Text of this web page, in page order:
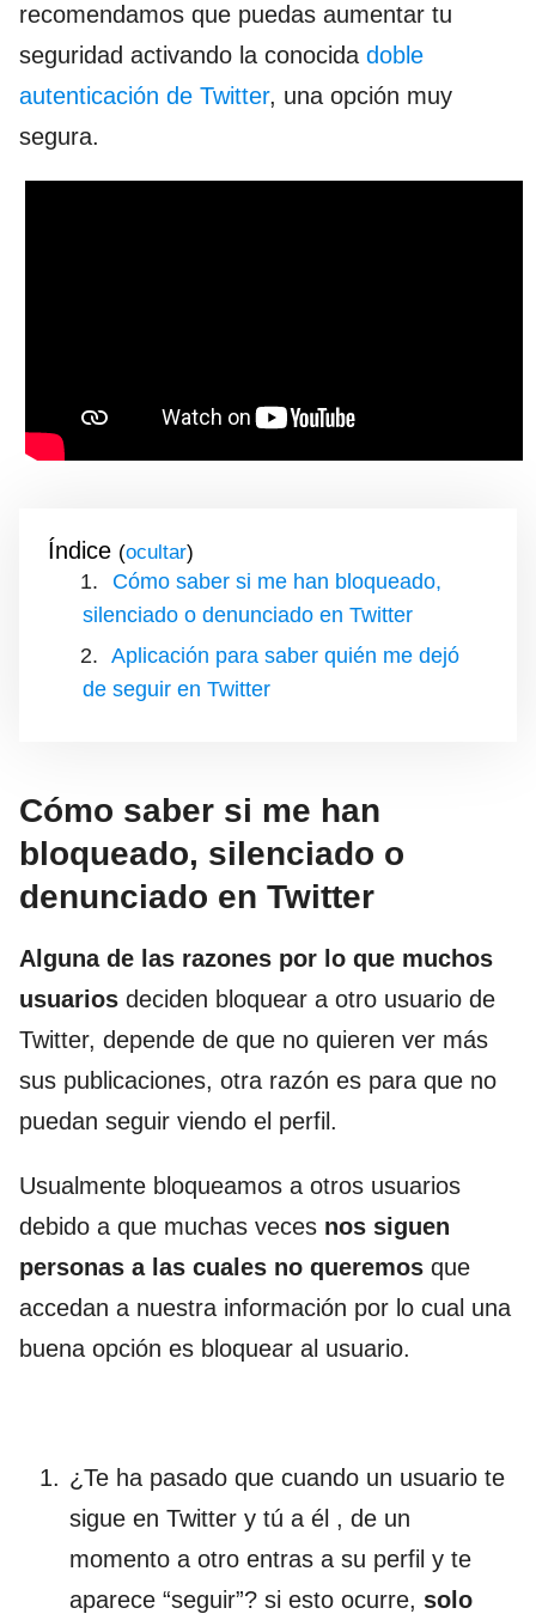
recomendamos que puedas aumentar tu
seguridad activando la conocida doble
autenticación de Twitter, una opción muy
segura.
Índice ( )
Cómo saber si me han bloqueado,
silenciado o denunciado en Twitter
Aplicación para saber quién me dejó
de seguir en Twitter
Cómo saber si me han
bloqueado, silenciado o
denunciado en Twitter
Alguna de las razones por lo que muchos
usuarios deciden bloquear a otro usuario de
Twitter, depende de que no quieren ver más
sus publicaciones, otra razón es para que no
puedan seguir viendo el perfil.
Usualmente bloqueamos a otros usuarios
debido a que muchas veces nos siguen
personas a las cuales no queremos que
accedan a nuestra información por lo cual una
buena opción es bloquear al usuario.
¿Te ha pasado que cuando un usuario te
sigue en Twitter y tú a él , de un
momento a otro entras a su perfil y te
aparece “seguir”? si esto ocurre, solo